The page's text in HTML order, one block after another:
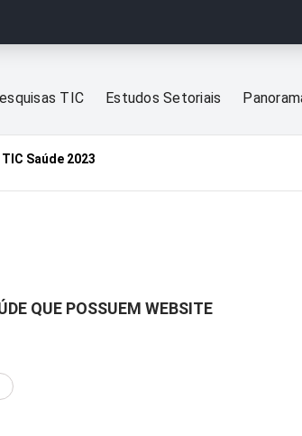
TIC Estudos Setoriais
TIC Saúde 2023
QUE POSSUEM WEBSITE